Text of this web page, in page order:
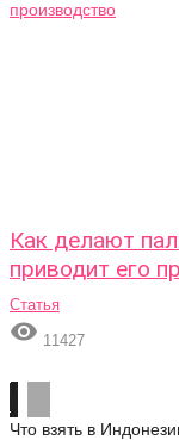
Как делают
приводит его
Статья
 11427
Что взять в